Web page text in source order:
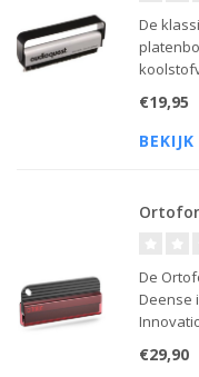
De
€19,95
De
Deense
€29,90